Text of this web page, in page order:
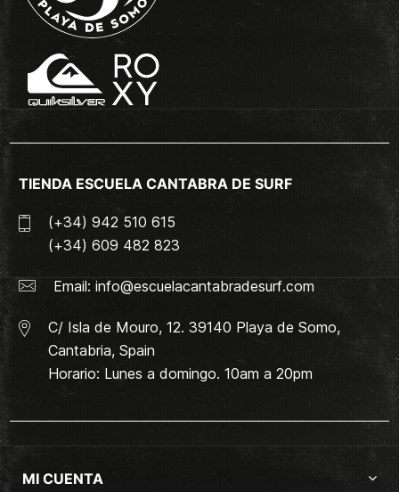
TIENDA ESCUELA CANTABRA DE SURF
(+34) 942 510 615
(+34) 609 482 823
Email: info@escuelacantabradesurf.com
C/ Isla de Mouro, 12. 39140 Playa de Somo,
Cantabria, Spain
Horario: Lunes a domingo. 10am a 20pm
MI CUENTA